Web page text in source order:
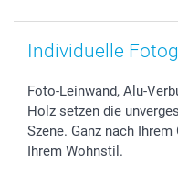
Individuelle
Foto-Leinwand, Alu-
Holz setzen die
Szene. Ganz nach
Ihrem Wohnstil.